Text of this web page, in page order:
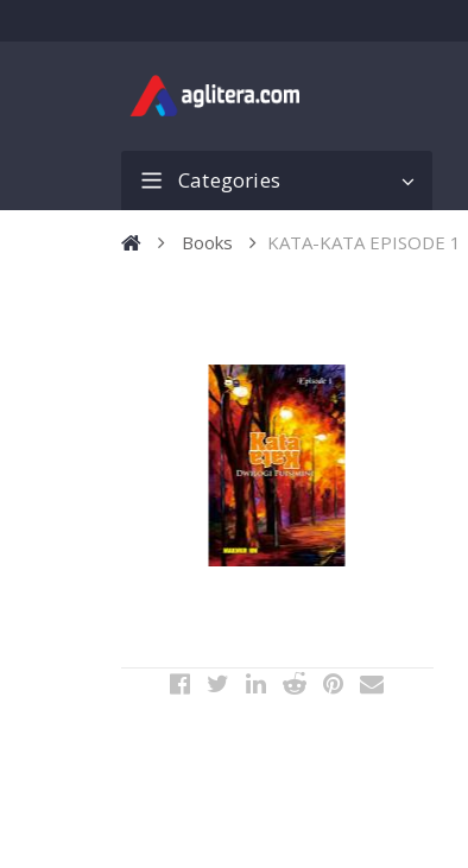
Categories
Books KATA-KATA EPISODE 1